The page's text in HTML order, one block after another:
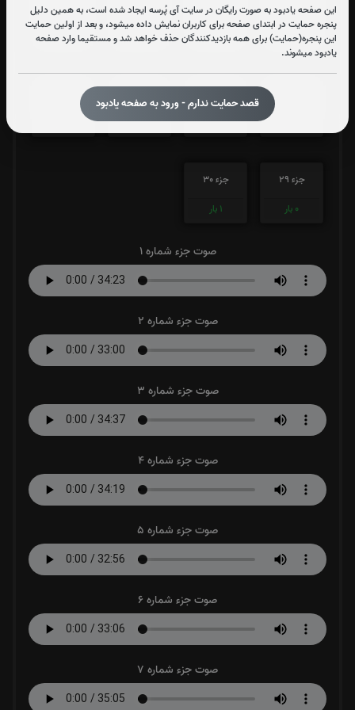
این صفحه یادبود به صورت رایگان در سایت آی پُرسه ایجاد شده است، به همین دلیل
پنجره حمایت در ابتدای صفحه برای کاربران نمایش داده میشود، و بعد از اولین حمایت
این پنجره(حمایت) برای همه بازدیدکنندگان حذف خواهد شد و مستقیما وارد صفحه
یادبود میشوند.
قصد حمایت ندارم - ورود به صفحه یادبود
جزء 21
0بار
جزء 22
0بار
جزء 23
0بار
جزء 24
0 بار
0بار
0بار
جزء 29
0 بار
جزء 30
1 بار
صوت جزء شماره 1
صوت جزء شماره 2
صوت جزء شماره 3
صوت جزء شماره 4
صوت جزء شماره 5
صوت جزء شماره 6
صوت جزء شماره 7